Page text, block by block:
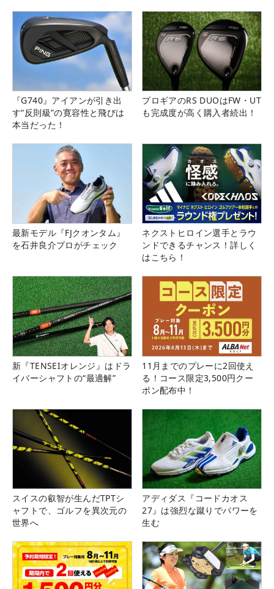
『G740』アイアンが引き出
す“反則級”の寛容性と飛びは
本当だった！
プロギアのRS DUOはFW・UT
も完成度が高く購入者続出！
最新モデル『FJクオンタム』
を石井良介プロがチェック
ネクストヒロイン選手とラウ
ンドできるチャンス！詳しく
はこちら！
新『TENSEIオレンジ』はドラ
イバーシャフトの“最適解”
11月までのプレーに2回使え
る！コース限定3,500円クー
ポン配布中！
スイスの叡智が生んだTPTシ
ャフトで、ゴルフを異次元の
世界へ
アディダス『コードカオス
27』は強烈な蹴りでパワーを
生む